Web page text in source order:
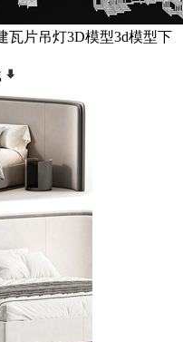
瓦片吊灯3D模型3d模型下